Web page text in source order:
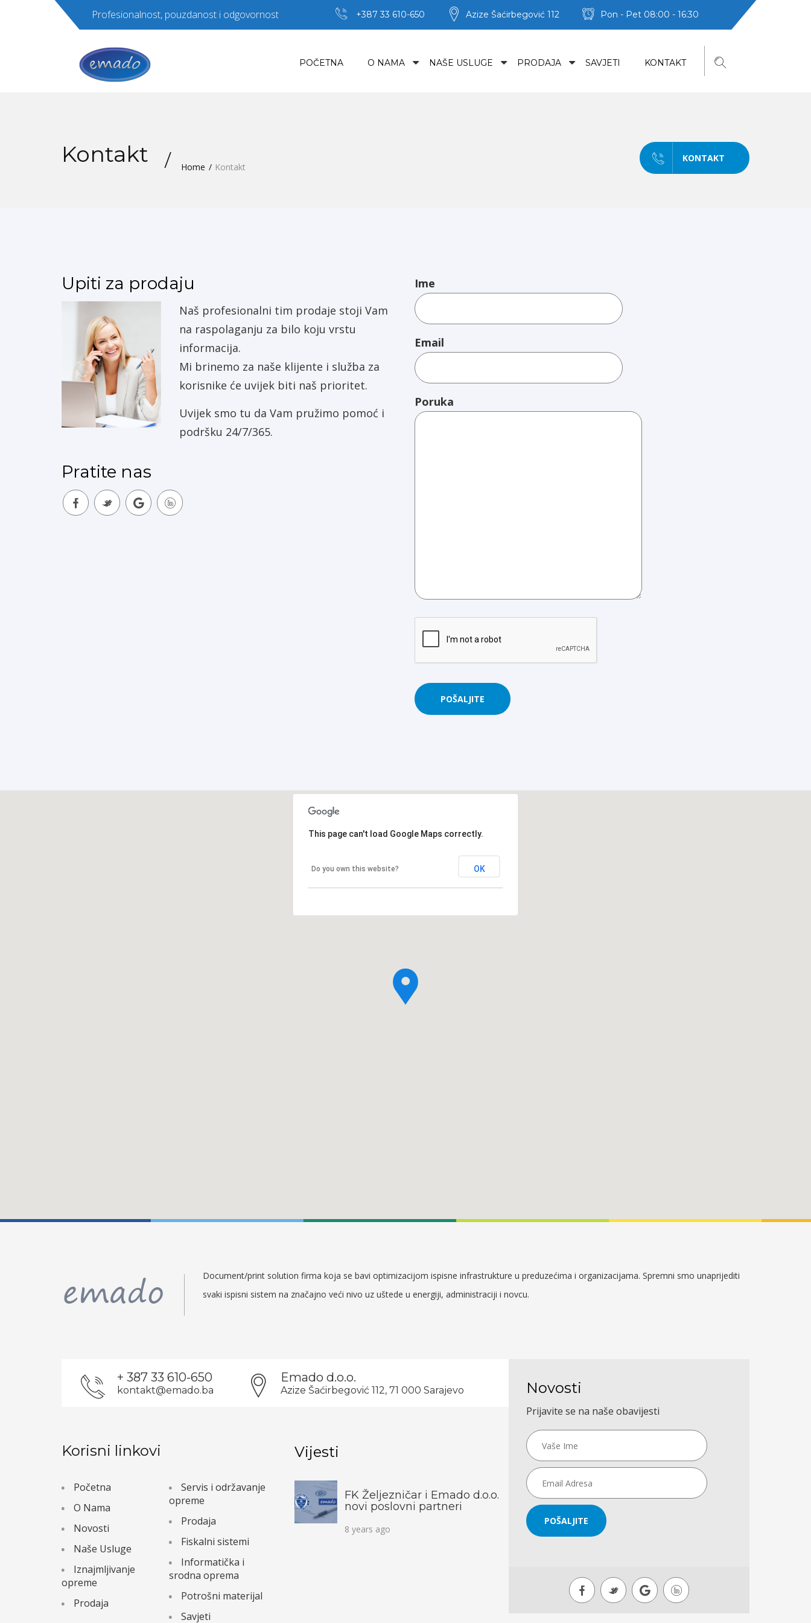
Profesionalnost, pouzdanost i odgovornost +387 33 610-650 Azize Šaćirbegović 112 Pon - Pet 08:00 - 16:30
POČETNA O NAMA NAŠE USLUGE PRODAJA SAVJETI KONTAKT
Kontakt Home Kontakt
KONTAKT
Upiti za prodaju
Naš profesionalni tim prodaje stoji Vam
na raspolaganju za bilo koju vrstu
informacija.
Mi brinemo za naše klijente i služba za
korisnike će uvijek biti naš prioritet.
Uvijek smo tu da Vam pružimo pomoć i
podršku 24/7/365.
Pratite nas
Ime
Email
Poruka
This page can't load Google Maps correctly.
Do you own this website? OK
Document/print solution firma koja se bavi optimizacijom ispisne infrastrukture u preduzećima i organizacijama. Spremni smo unaprijediti
svaki ispisni sistem na značajno veći nivo uz uštede u energiji, administraciji i novcu.
+ 387 33 610-650
kontakt@emado.ba
Emado d.o.o.
Azize Šaćirbegović 112, 71 000 Sarajevo
Korisni linkovi
Početna
O Nama
Novosti
Naše Usluge
Iznajmljivanje
opreme
Prodaja
Servis i održavanje
opreme
Prodaja
Fiskalni sistemi
Informatička i
srodna oprema
Potrošni materijal
Savjeti
Vijesti
FK Željezničar i Emado d.o.o.
novi poslovni partneri
8 years ago
Novosti
Prijavite se na naše obavijesti
POŠALJITE